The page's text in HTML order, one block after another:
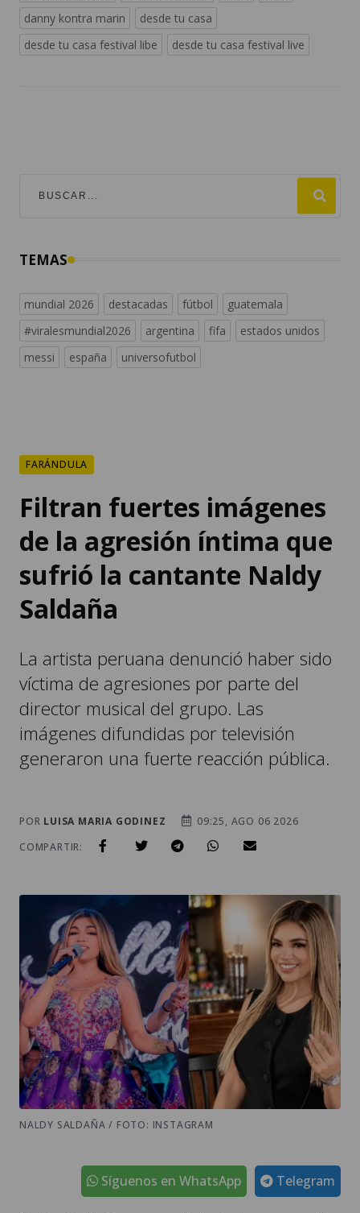
danny kontra marin
desde tu casa
desde tu casa festival libe
desde tu casa festival live
TEMAS
mundial 2026 destacadas fútbol
guatemala
#viralesmundial2026
argentina fifa
estados unidos
messi
españa universofutbol
FARÁNDULA
Filtran fuertes imágenes
de la agresión íntima que
sufrió la cantante Naldy
Saldaña
La artista peruana denunció haber sido
víctima de agresiones por parte del
director musical del grupo. Las
imágenes difundidas por televisión
generaron una fuerte reacción pública.
POR LUISA MARIA GODINEZ
09:25, AGO 06 2026
COMPARTIR:
NALDY SALDAÑA / FOTO: INSTAGRAM
Telegram
Síguenos en WhatsApp